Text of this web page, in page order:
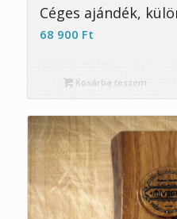
Céges ajándék,
68 900 Ft
Kosárba teszem